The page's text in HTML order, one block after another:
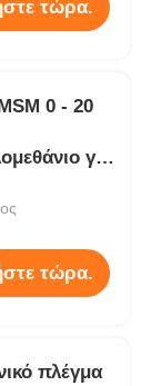
τώρα.
0 - 20
για
τώρα.
πλέγμα